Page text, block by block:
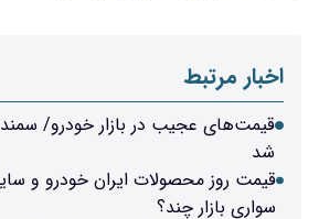
اخبار مرتبط
شد
قیمت روز محصولات ایران خودرو و
سواری بازار چند؟